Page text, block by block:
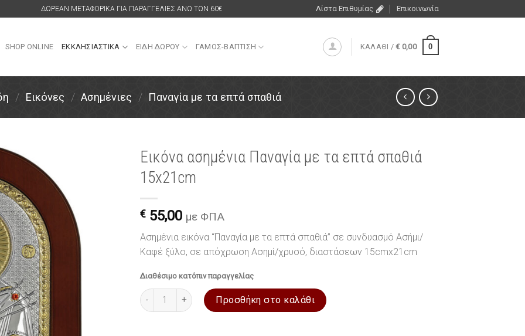
ΔΩΡΕΑΝ ΜΕΤΑΦΟΡΙΚΑ ΓΙΑ ΠΑΡΑΓΓΕΛΙΕΣ ΑΝΩ ΤΩΝ 60€ Λίστα Επιθυμίας Επικοινωνία
SHOP ONLINE ΕΚΚΛΗΣΙΑΣΤΙΚΑ ΕΙΔΗ ΔΩΡΟΥ ΓΑΜΟΣ-ΒΑΠΤΙΣΗ ΚΑΛΑΘΙ /€ 0,00 0
/ Εικόνες / Ασημένιες / Παναγία με τα επτά σπαθιά
επιθυμιών
Εικόνα ασημένια Παναγία με τα επτά σπαθιά
15x21cm
€ 55,00 με ΦΠΑ
Ασημένια εικόνα “Παναγία με τα επτά σπαθιά” σε συνδυασμό Ασήμι/
Καφέ ξύλο, σε απόχρωση Ασημί/χρυσό, διαστάσεων 15cmx21cm
Διαθέσιμο κατόπιν παραγγελίας
Εικόνα ασημένια Παναγία με τα επτά σπαθιά 15x21cm ποσότητα
Προσθήκη στο καλάθι